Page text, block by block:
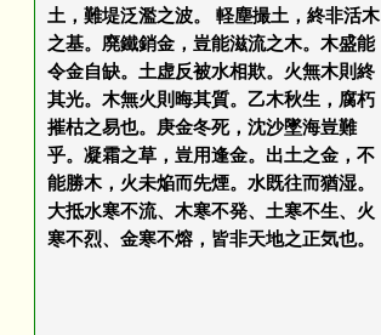
土，難堤泛濫之波。 軽塵撮土，終非活木
之基。廃鐵銷金，豈能滋流之木。木盛能
令金自缺。土虚反被水相欺。火無木則終
其光。木無火則晦其質。乙木秋生，腐朽
摧枯之易也。庚金冬死，沈沙墜海豈難
乎。凝霜之草，豈用逢金。出土之金，不
能勝木，火未焔而先煙。水既往而猶湿。
大抵水寒不流、木寒不発、土寒不生、火
寒不烈、金寒不熔，皆非天地之正気也。